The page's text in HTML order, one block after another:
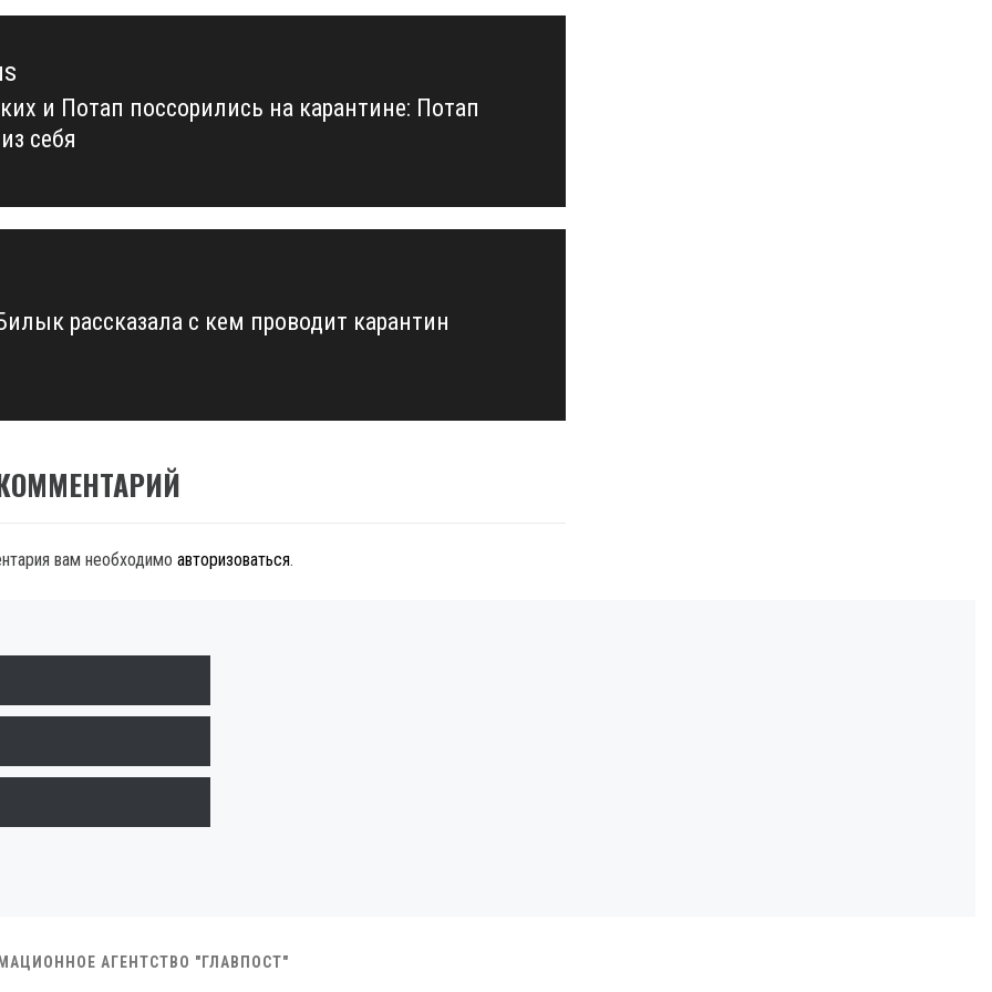
и Потап поссорились на карантине: Потап
себя
рассказала с кем проводит карантин
вам необходимо авторизоваться.
АГЕНТСТВО "ГЛАВПОСТ"